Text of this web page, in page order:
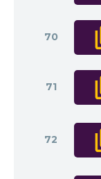
70
71
72